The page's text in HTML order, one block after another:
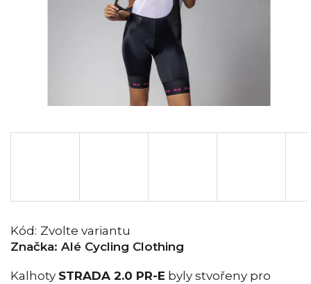
Kód: Zvolte variantu
Značka: Alé Cycling Clothing
Kalhoty STRADA 2.0 PR-E byly stvořeny pro